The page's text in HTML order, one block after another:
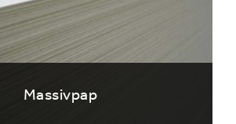
Massivpap